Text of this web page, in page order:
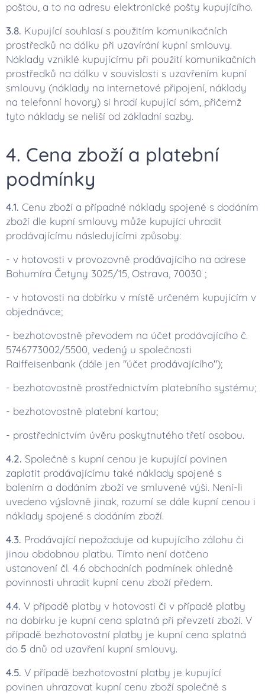
poštou, a to na adresu elektronické pošty kupujícího.
3.8. Kupující souhlasí s použitím komunikačních
prostředků na dálku při uzavírání kupní smlouvy.
Náklady vzniklé kupujícímu při použití komunikačních
prostředků na dálku v souvislosti s uzavřením kupní
smlouvy (náklady na internetové připojení, náklady
na telefonní hovory) si hradí kupující sám, přičemž
tyto náklady se neliší od základní sazby.
4. Cena zboží a platební
podmínky
4.1. Cenu zboží a případné náklady spojené s dodáním
zboží dle kupní smlouvy může kupující uhradit
prodávajícímu následujícími způsoby:
- v hotovosti v provozovně prodávajícího na adrese
Bohumíra Četyny 3025/15, Ostrava, 70030 ;
- v hotovosti na dobírku v místě určeném kupujícím v
objednávce;
- bezhotovostně převodem na účet prodávajícího č.
5746773002/5500, vedený u společnosti
Raiffeisenbank (dále jen "účet prodávajícího");
- bezhotovostně prostřednictvím platebního systému;
- bezhotovostně platební kartou;
- prostřednictvím úvěru poskytnutého třetí osobou.
4.2. Společně s kupní cenou je kupující povinen
zaplatit prodávajícímu také náklady spojené s
balením a dodáním zboží ve smluvené výši. Není-li
uvedeno výslovně jinak, rozumí se dále kupní cenou i
náklady spojené s dodáním zboží.
4.3. Prodávající nepožaduje od kupujícího zálohu či
jinou obdobnou platbu. Tímto není dotčeno
ustanovení čl. 4.6 obchodních podmínek ohledně
povinnosti uhradit kupní cenu zboží předem.
4.4. V případě platby v hotovosti či v případě platby
na dobírku je kupní cena splatná při převzetí zboží. V
případě bezhotovostní platby je kupní cena splatná
do 5 dnů od uzavření kupní smlouvy.
4.5. V případě bezhotovostní platby je kupující
povinen uhrazovat kupní cenu zboží společně s